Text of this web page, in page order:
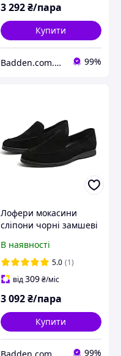
3 292₴/пара
Купити
Badden.com.ua інтернет магазин чоловічого та жіночого взуття великих розмірів 99%
Лофери мокасини
сліпони чорні замшеві
великих розмірів 46 47
48 Rosso Avangard
Estiva Black Vel BS
В наявності
5.0 (1)
від309₴/міс
3 092₴/пара
Купити
99%